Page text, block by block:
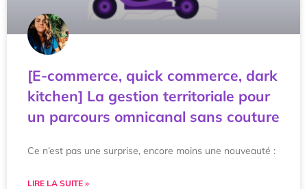
[E-commerce, quick commerce, dark
kitchen] La gestion territoriale pour
un parcours omnicanal sans couture
Ce n’est pas une surprise, encore moins une nouveauté :
LIRE LA SUITE »